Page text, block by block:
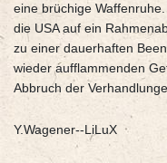
eine brüchige
die USA auf ein
zu einer dauerhaften
wieder aufflammenden
Abbruch der
Y.Wagener--LiLuX